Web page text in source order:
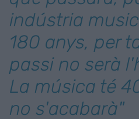
indústria
180 anys, per
passi no serà
La música té
no s'acabarà"